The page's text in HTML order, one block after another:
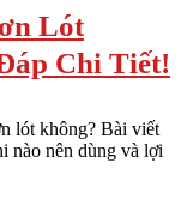
Lót
Chi Tiết!
lót không? Bài viết
nào nên dùng và lợi